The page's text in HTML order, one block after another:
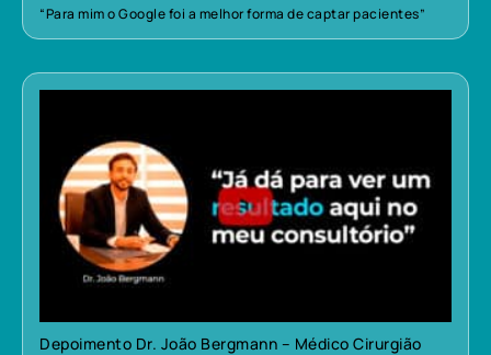
“Para mim o Google foi a melhor forma de captar pacientes”
Depoimento Dr. João Bergmann – Médico Cirurgião